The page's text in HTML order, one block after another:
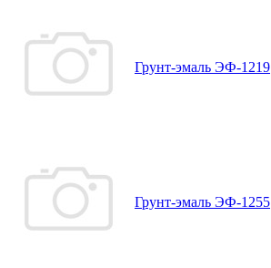
Грунт-эмаль ЭФ-1219
Грунт-эмаль ЭФ-1255